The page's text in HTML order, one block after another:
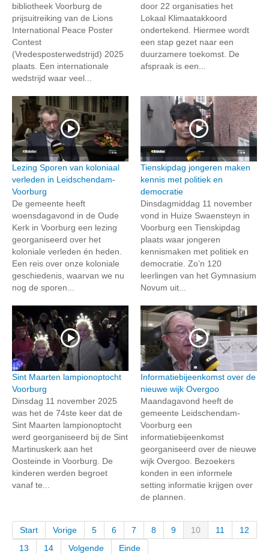
bibliotheek Voorburg de
prijsuitreiking van de Lions
International Peace Poster
Contest
(Vredesposterwedstrijd) 2025
plaats. Een internationale
wedstrijd waar veel...
door 22 organisaties het
Lokaal Klimaatakkoord
ondertekend. Hiermee wordt
een stap gezet naar een
duurzamere toekomst. De
afspraak is een...
Lezing Sporen van koloniaal
verleden in Leidschendam-
Voorburg
De gemeente heeft
woensdagavond in de Oude
Kerk in Voorburg een lezing
georganiseerd over het
koloniale verleden én heden.
Een reis over onze koloniale
geschiedenis, waarvan we nu
nog de sporen...
Tienskipdag jongeren maken
kennis met politiek en
democratie
Dinsdagmiddag 11 november
vond in Huize Swaensteyn in
Voorburg een Tienskipdag
plaats waar jongeren
kennismaken met politiek en
democratie. Zo’n 120
leerlingen van het Gymnasium
Novum uit...
Sint Maarten lampionoptocht
Voorburg
Dinsdag 11 november 2025
was het de 74ste keer dat de
Sint Maarten lampionoptocht
werd georganiseerd bij de Sint
Martinuskerk aan het
Oosteinde in Voorburg. De
kinderen werden begroet
vanaf te...
Informatiebijeenkomst over de
nieuwe wijk Overgoo
Maandagavond heeft de
gemeente Leidschendam-
Voorburg een
informatiebijeenkomst
georganiseerd over de nieuwe
wijk Overgoo. Bezoekers
konden in een informele
setting informatie krijgen over
de plannen.
Start Vorige 5 6 7 8 9 10 11
12
13
14 Volgende Einde